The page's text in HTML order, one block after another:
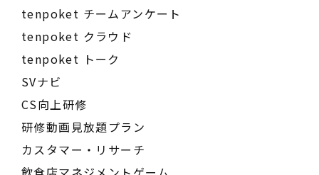
tenpoket チームアンケート
tenpoket クラウド
tenpoket トーク
SVナビ
CS向上研修
研修動画見放題プラン
カスタマー・リサーチ